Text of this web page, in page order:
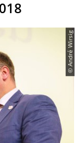
© André Wirsig